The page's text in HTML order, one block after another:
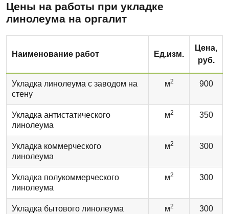
Цены на работы при укладке
линолеума на оргалит
Наименование работ Ед.изм.
Цена,
руб.
Укладка линолеума с заводом на
стену
м2 900
Укладка антистатического
линолеума
м2 350
Укладка коммерческого
линолеума
м2 300
Укладка полукоммерческого
линолеума
м2 300
Укладка бытового линолеума м2 300